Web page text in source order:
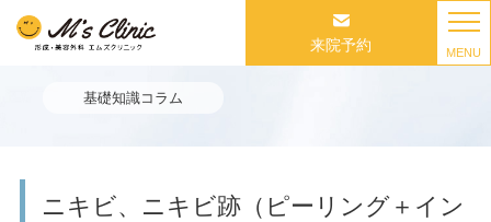
来院予約 MENU
基礎知識コラム
ニキビ、ニキビ跡（ピーリング＋イン